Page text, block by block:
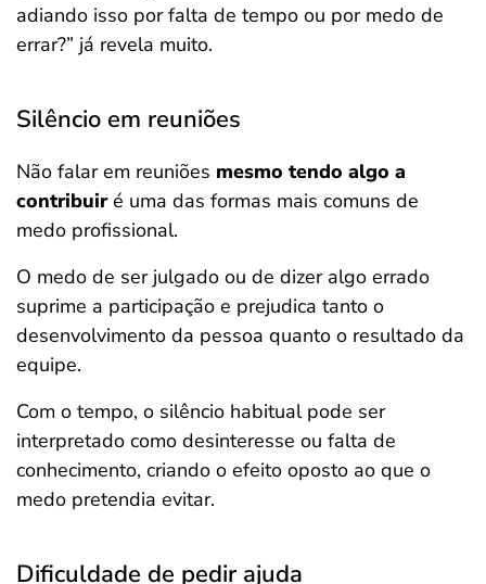
adiando isso por falta de tempo ou por medo de
errar?” já revela muito.
Silêncio em reuniões
Não falar em reuniões mesmo tendo algo a
contribuiré uma das formas mais comuns de
medo profissional.
O medo de ser julgado ou de dizer algo errado
suprime a participação e prejudica tanto o
desenvolvimento da pessoa quanto o resultado da
equipe.
Com o tempo, o silêncio habitual pode ser
interpretado como desinteresse ou falta de
conhecimento, criando o efeito oposto ao que o
medo pretendia evitar.
Dificuldade de pedir ajuda